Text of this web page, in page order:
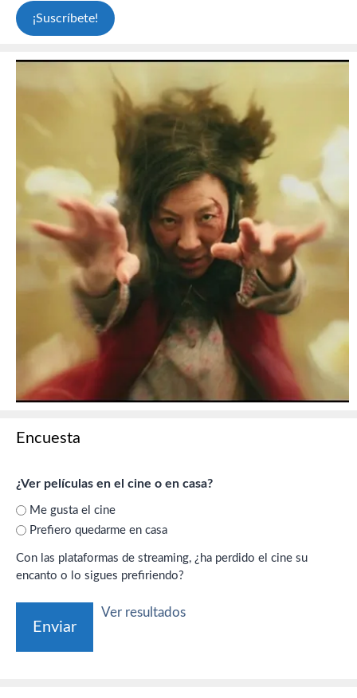
Encuesta
¿Ver películas en el cine o en casa?
Me gusta el cine
Prefiero quedarme en casa
Con las plataformas de streaming, ¿ha perdido el cine su
encanto o lo sigues prefiriendo?
Ver resultados